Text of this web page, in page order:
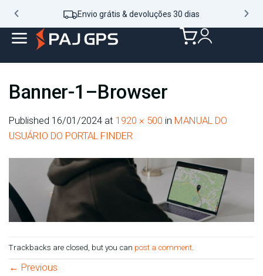
Envio grátis & devoluções 30 dias
Banner-1–Browser
Published 16/01/2024 at 1920 × 500 in MANUAL DO
USUÁRIO DO PORTAL FINDER
Trackbacks are closed, but you can post a comment.
← Previous